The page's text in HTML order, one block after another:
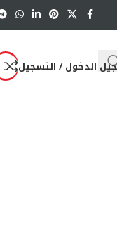
الدخول / التسجيل